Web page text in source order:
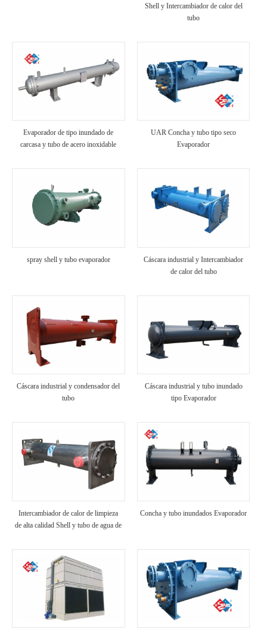
Shell y Intercambiador de calor del
tubo
Evaporador de tipo inundado de
carcasa y tubo de acero inoxidable
UAR Concha y tubo tipo seco
Evaporador
spray shell y tubo evaporador
Cáscara industrial y Intercambiador
de calor del tubo
Cáscara industrial y condensador del
tubo
Cáscara industrial y tubo inundado
tipo Evaporador
Intercambiador de calor de limpieza
de alta calidad Shell y tubo de agua de
Concha y tubo inundados Evaporador